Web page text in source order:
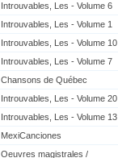
Introuvables, Les - Volume 6
Introuvables, Les - Volume 1
Introuvables, Les - Volume 10
Introuvables, Les - Volume 7
Chansons de Québec
Introuvables, Les - Volume 20
Introuvables, Les - Volume 13
MexiCanciones
Oeuvres magistrales /